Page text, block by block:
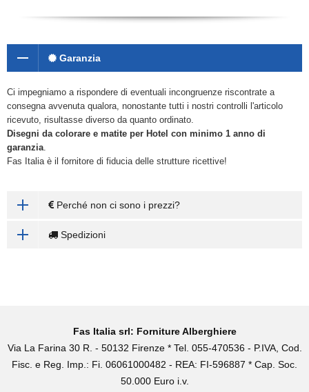
Garanzia
Ci impegniamo a rispondere di eventuali incongruenze riscontrate a
consegna avvenuta qualora, nonostante tutti i nostri controlli l'articolo
ricevuto, risultasse diverso da quanto ordinato.
Disegni da colorare e matite per Hotel con minimo 1 anno di
garanzia.
Fas Italia è il fornitore di fiducia delle strutture ricettive!
Perché non ci sono i prezzi?
Spedizioni
Fas Italia srl: Forniture Alberghiere
Via La Farina 30 R. - 50132 Firenze * Tel. 055-470536 - P.IVA, Cod.
Fisc. e Reg. Imp.: Fi. 06061000482 - REA: FI-596887 * Cap. Soc.
50.000 Euro i.v.